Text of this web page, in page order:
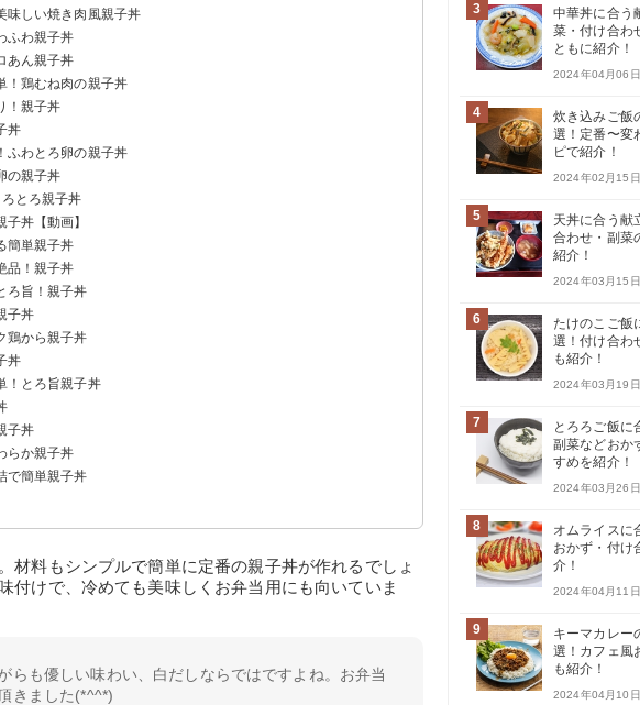
味しい焼き肉風親子丼
ふわ親子丼
あん親子丼
！鶏むね肉の親子丼
！親子丼
丼
ふわとろ卵の親子丼
の親子丼
とろ親子丼
丼【動画】
簡単親子丼
品！親子丼
ろ旨！親子丼
子丼
鶏から親子丼
丼
！とろ旨親子丼
子丼
らか親子丼
で簡単親子丼
材料もシンプルで簡単に定番の親子丼が作れるでしょ
付けで、冷めても美味しくお弁当用にも向いていま
らも優しい味わい、白だしならではですよね。お弁当
きました(*^^*)
3
中華丼に合う
菜・付け合わ
ともに紹介！
2024年04月06日
4
炊き込みご飯
選！定番〜変
ピで紹介！
2024年02月15日
5
天丼に合う献
合わせ・副菜
紹介！
2024年03月15日
6
たけのこご飯
選！付け合わ
も紹介！
2024年03月19日
7
とろろご飯に
副菜などおか
すめを紹介！
2024年03月26日
8
オムライスに
おかず・付け
介！
2024年04月11日
9
キーマカレー
選！カフェ風
も紹介！
2024年04月10日